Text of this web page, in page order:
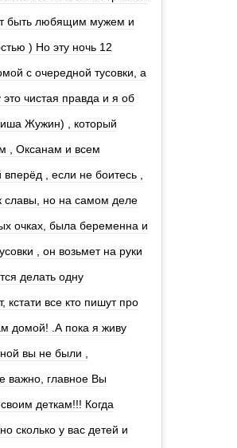
быть любящим мужем и
) Но эту ночь 12
с очередной тусовки, а
чистая правда и я об
Жужин) , который
, Оксанам и всем
, если не боитесь ,
славы, но на самом деле
очках, была беременна и
, он возьмет на руки
делать одну
все кто пишут про
домой! .А пока я живу
вы не были ,
важно, главное Вы
деткам!!! Когда
сколько у вас детей и